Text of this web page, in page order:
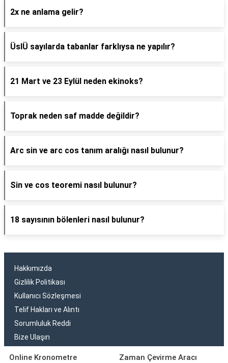
2x ne anlama gelir?
ÜslÜ sayılarda tabanlar farklıysa ne yapılır?
21 Mart ve 23 Eylül neden ekinoks?
Toprak neden saf madde değildir?
Arc sin ve arc cos tanım aralığı nasıl bulunur?
Sin ve cos teoremi nasıl bulunur?
18 sayısının bölenleri nasıl bulunur?
Hakkımızda
Gizlilik Politikası
Kullanıcı Sözleşmesi
Telif Hakları ve Alıntı
Sorumluluk Reddi
Bize Ulaşın
Online Kronometre
Zaman Çevirme Aracı